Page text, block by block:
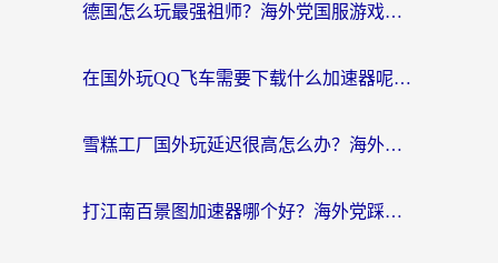
德国怎么玩最强祖师？海外党国服游戏加速器选择全攻略（附宝可梦Online实测）
在国外玩QQ飞车需要下载什么加速器呢？海外党亲测有效的国服游戏加速指南
雪糕工厂国外玩延迟很高怎么办？海外玩家国服游戏加速终极攻略（附实测推荐）
打江南百景图加速器哪个好？海外党踩坑N次后，终于找到不卡的秘诀